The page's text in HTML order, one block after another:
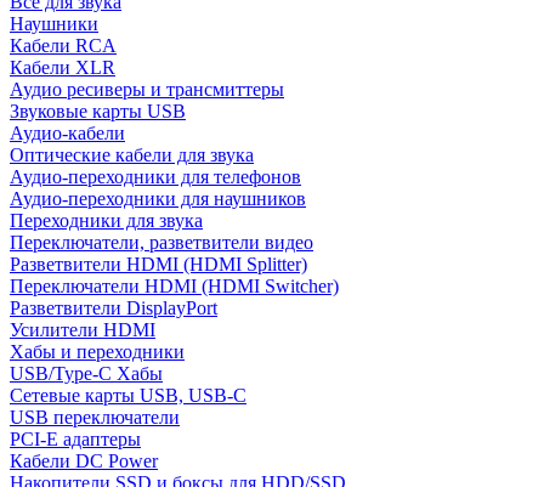
Наушники
Кабели RCA
Кабели XLR
Аудио ресиверы и трансмиттеры
Звуковые карты USB
Аудио-кабели
Оптические кабели для звука
Аудио-переходники для телефонов
Аудио-переходники для наушников
Переходники для звука
Переключатели, разветвители видео
Разветвители HDMI (HDMI Splitter)
Переключатели HDMI (HDMI Switcher)
Разветвители DisplayPort
Усилители HDMI
Хабы и переходники
USB/Type-C Хабы
Сетевые карты USB, USB-C
USB переключатели
PCI-E адаптеры
Кабели DC Power
Накопители SSD и боксы для HDD/SSD